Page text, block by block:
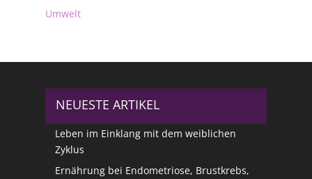
Umwelt
NEUESTE ARTIKEL
Leben im Einklang mit dem weiblichen
Zyklus
Ernährung bei Endometriose, Brustkrebs,